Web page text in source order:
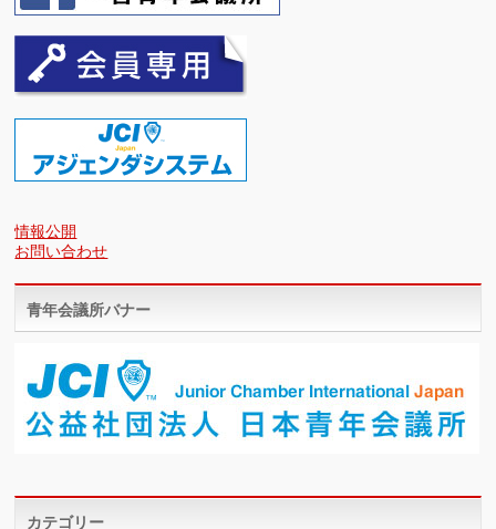
情報公開
お問い合わせ
青年会議所バナー
カテゴリー